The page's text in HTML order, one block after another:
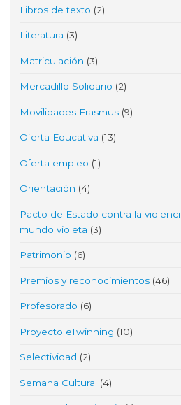
Libros de texto (2)
Literatura (3)
Matriculación (3)
Mercadillo Solidario (2)
Movilidades Erasmus (9)
Oferta Educativa (13)
Oferta empleo (1)
Orientación (4)
Pacto de Estado contra la
mundo violeta (3)
Patrimonio (6)
Premios y reconocimientos (46)
Profesorado (6)
Proyecto eTwinning (10)
Selectividad (2)
Semana Cultural (4)